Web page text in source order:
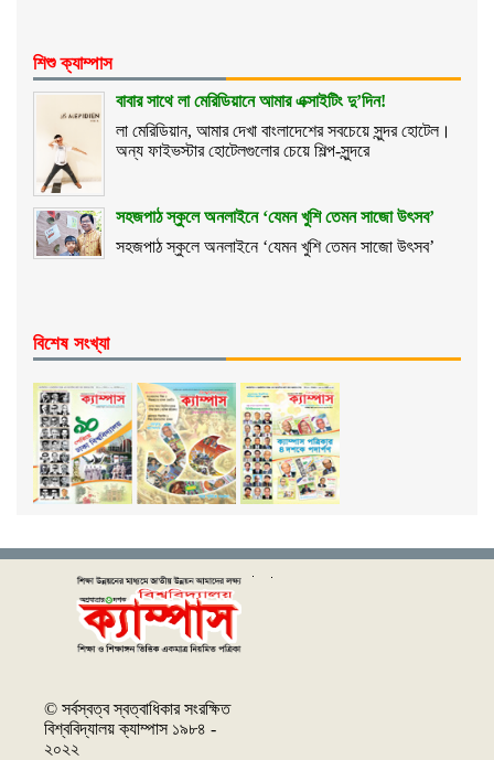
শিশু ক্যাম্পাস
বাবার সাথে লা মেরিডিয়ানে আমার এক্সাইটিং দু’দিন!
লা মেরিডিয়ান, আমার দেখা বাংলাদেশের সবচেয়ে সুন্দর হোটেল।
অন্য ফাইভস্টার হোটেলগুলোর চেয়ে শিল্প-সুন্দরে
সহজপাঠ স্কুলে অনলাইনে ‘যেমন খুশি তেমন সাজো উৎসব’
সহজপাঠ স্কুলে অনলাইনে ‘যেমন খুশি তেমন সাজো উৎসব’
বিশেষ সংখ্যা
© সর্বস্বত্ব স্বত্বাধিকার সংরক্ষিত
বিশ্ববিদ্যালয় ক্যাম্পাস ১৯৮৪ -
২০২২